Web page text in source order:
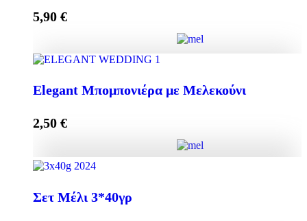
5,90 €
Συσκευασία δώρου, σετ Μέλι Πεύκο & Μελισσοκέρι
quantity
Add to cart
Elegant Μπομπονιέρα με Μελεκούνι
2,50 €
Σετ Μέλι 3*40γρ